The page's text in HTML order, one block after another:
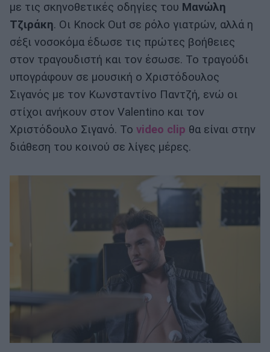
με τις σκηνοθετικές οδηγίες του Μανώλη
Τζιράκη. Οι Knock Out σε ρόλο γιατρών, αλλά η
σέξι νοσοκόμα έδωσε τις πρώτες βοήθειες
στον τραγουδιστή και τον έσωσε. Το τραγούδι
υπογράφουν σε μουσική ο Χριστόδουλος
Σιγανός με τον Κωνσταντίνο Παντζή, ενώ οι
στίχοι ανήκουν στον Valentino και τον
Χριστόδουλο Σιγανό. Το video clip θα είναι στην
διάθεση του κοινού σε λίγες μέρες.